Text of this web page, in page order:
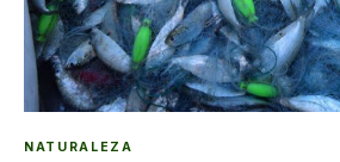
NATURALEZA